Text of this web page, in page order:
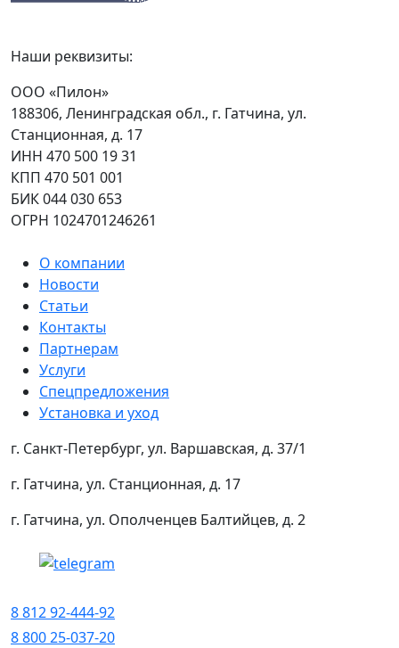
Наши реквизиты:
ООО «Пилон»
188306, Ленинградская обл., г. Гатчина, ул.
Станционная, д. 17
ИНН 470 500 19 31
КПП 470 501 001
БИК 044 030 653
ОГРН 1024701246261
О компании
Новости
Статьи
Контакты
Партнерам
Услуги
Спецпредложения
Установка и уход
г. Санкт-Петербург, ул. Варшавская, д. 37/1
г. Гатчина, ул. Станционная, д. 17
г. Гатчина, ул. Ополченцев Балтийцев, д. 2
8 812 92-444-92
8 800 25-037-20